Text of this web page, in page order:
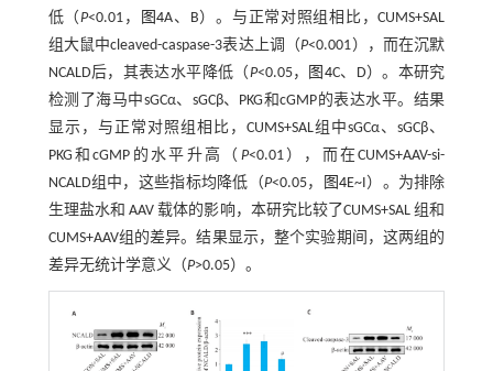
低（P<0.01， 图4A、B）。与正常对照组相比，CUMS+SAL
组大鼠中cleaved-caspase-3表达上调（P<0.001），而在沉默
NCALD后，其表达水平降低（ P<0.05， 图4C、D）。本研究
检测了海马中sGCα、sGCβ、PKG和cGMP的表达水平。结果
显示，与正常对照组相比，CUMS+SAL组中sGCα、sGCβ、
PKG和cGMP的水平升高（ P<0.01），而在CUMS+AAV-si-
NCALD组中，这些指标均降低（P<0.05， 图4E~I）。为排除
生理盐水和 AAV 载体的影响，本研究比较了CUMS+SAL 组和
CUMS+AAV组的差异。结果显示，整个实验期间，这两组的
差异无统计学意义（P>0.05）。